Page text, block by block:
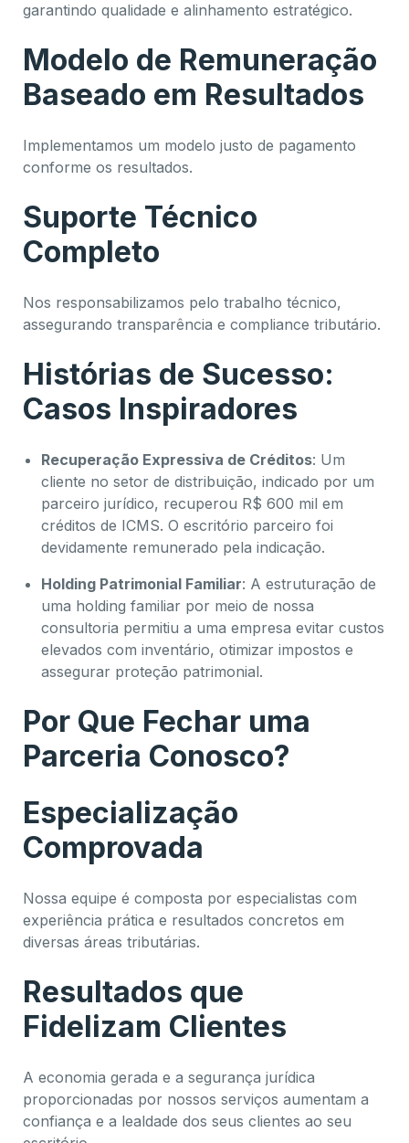
garantindo qualidade e alinhamento estratégico.
Modelo de Remuneração
Baseado em Resultados
Implementamos um modelo justo de pagamento
conforme os resultados.
Suporte Técnico
Completo
Nos responsabilizamos pelo trabalho técnico,
assegurando transparência e compliance tributário.
Histórias de Sucesso:
Casos Inspiradores
Recuperação Expressiva de Créditos: Um
cliente no setor de distribuição, indicado por um
parceiro jurídico, recuperou R$ 600 mil em
créditos de ICMS. O escritório parceiro foi
devidamente remunerado pela indicação.
Holding Patrimonial Familiar: A estruturação de
uma holding familiar por meio de nossa
consultoria permitiu a uma empresa evitar custos
elevados com inventário, otimizar impostos e
assegurar proteção patrimonial.
Por Que Fechar uma
Parceria Conosco?
Especialização
Comprovada
Nossa equipe é composta por especialistas com
experiência prática e resultados concretos em
diversas áreas tributárias.
Resultados que
Fidelizam Clientes
A economia gerada e a segurança jurídica
proporcionadas por nossos serviços aumentam a
confiança e a lealdade dos seus clientes ao seu